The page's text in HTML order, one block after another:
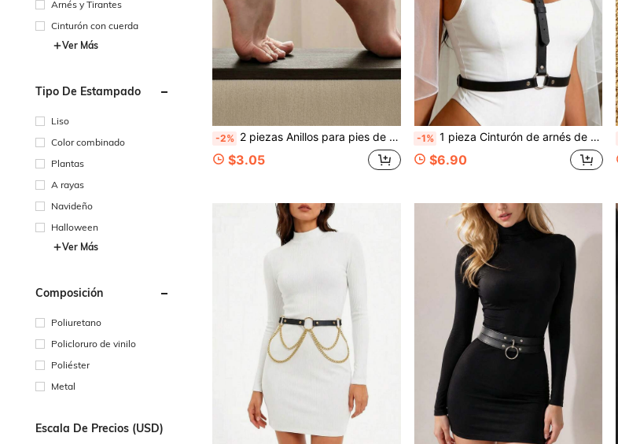
Arnés y Tirantes
Cinturón con cuerda
Ver Más
Tipo De Estampado
Liso
Color combinado
Plantas
A rayas
Navideño
Halloween
Ver Más
Composición
Poliuretano
Policloruro de vinilo
Poliéster
Metal
Escala De Precios (USD)
-2% 2 piezas Anillos para pies de mujer de cuero PU negro, decoraciones de tobillo de moda para fiesta & baile, correa de bucle de tobillo ajustable estilo punk gótico
$3.05
-1% 1 pieza Cinturón de arnés de cuero PU para mujer, cinturón de cuero casual y salvaje para el pecho, adecuado para uso diario, festivales y fiestas
$6.90